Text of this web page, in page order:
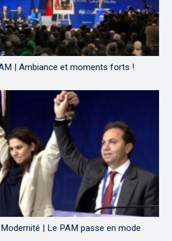
| Ambiance et moments forts !
| Le PAM passe en mode